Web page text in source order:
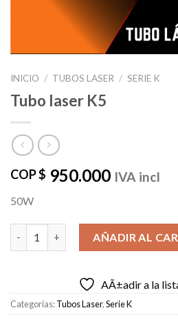
INICIO / TUBOS LASER / SERIE K
Tubo laser K5
COP $ 950.000 IVA incl
50W
Tubo laser K5 cantidadAÑADIR AL
AÃ±adir a la
Categorías:Tubos Laser,Serie K